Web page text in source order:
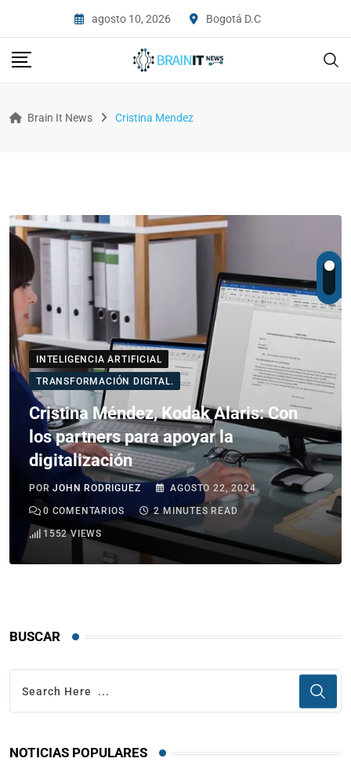
agosto 10, 2026 Bogotá D.C
Brain It News Cristina Mendez
INTELIGENCIA ARTIFICIAL
TRANSFORMACIÓN DIGITAL.
Cristina Méndez, Kodak Alaris: Con
los partners para apoyar la
digitalización
PORJOHN RODRIGUEZ AGOSTO 22, 2024
0 COMENTARIOS 2 MINUTES READ
1552VIEWS
BUSCAR
NOTICIAS POPULARES